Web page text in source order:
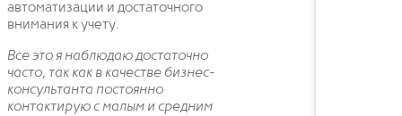
автоматизации и достаточного
внимания к учету.
Все это я наблюдаю достаточно
часто, так как в качестве бизнес-
консультанта постоянно
контактирую с малым и средним